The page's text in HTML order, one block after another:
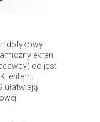
dotykowy
ekran
co jest
ułatwiają